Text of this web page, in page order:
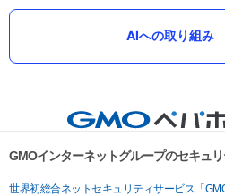
AIへの取り組み
GMOインターネットグループのセキュ
世界初総合ネットセキュリティサービス「